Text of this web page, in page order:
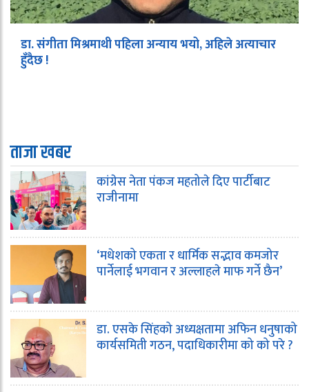
डा. संगीता मिश्रमाथी पहिला अन्याय भयो, अहिले अत्याचार
हुँदैछ !
ताजा खबर
कांग्रेस नेता पंकज महतोले दिए पार्टीबाट
राजीनामा
‘मधेशको एकता र धार्मिक सद्भाव कमजोर
पार्नेलाई भगवान र अल्लाहले माफ गर्ने छैन’
डा. एसके सिंहको अध्यक्षतामा अफिन धनुषाको
कार्यसमिती गठन, पदाधिकारीमा को को परे ?